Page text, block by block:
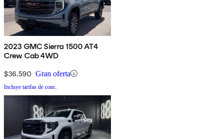
2023 GMC Sierra 1500 AT4
Crew Cab 4WD
$36,590 Gran oferta
Incluye tarifas de conc.